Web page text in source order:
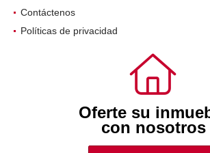
Contáctenos
Políticas de privacidad
Oferte su
con nosotros